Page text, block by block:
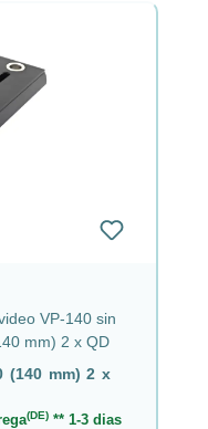
VP-140 sin
mm) 2 x QD
(140 mm) 2 x
(DE) ** 1-3 dias